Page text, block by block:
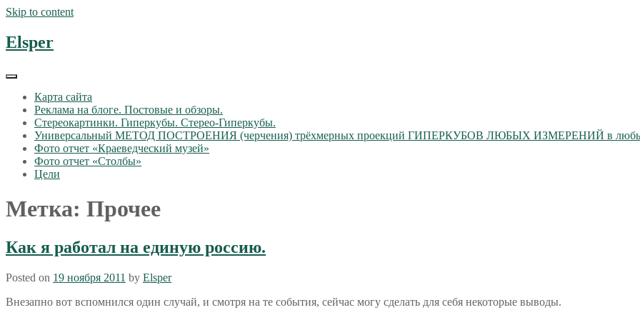
Skip to content
Elsper
Карта сайта
Реклама на блоге. Постовые и обзоры.
Стереокартинки. Гиперкубы. Стерео-Гиперкубы.
Универсальный МЕТОД ПОСТРОЕНИЯ (черчения) трёхмерных проекций ГИПЕРКУБОВ ЛЮБЫХ ИЗМЕРЕНИЙ в любых
Фото отчет «Краеведческий музей»
Фото отчет «Столбы»
Цели
Метка: Прочее
Как я работал на единую россию.
Posted on 19 ноября 2011 by Elsper
Внезапно вот вспомнился один случай, и смотря на те события, сейчас могу сделать для себя некоторые выводы.